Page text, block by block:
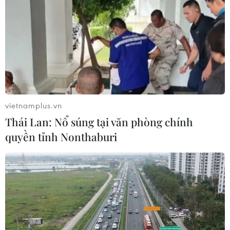
Xem thêm
CƠ QUAN CHỦ QUẢN: THÔNG TẤN XÃ VIỆT NAM
Tổng Biên tập: TRẦN TIẾN DUẨN
Phó Tổng Biên tập: NGUYỄN THỊ TÁM, KHÚC THANH
THỦY
Sở hữu trí tuệ
Quy định sử dụng
RSS
Hỗ trợ
Ngôn ngữ
TTXVN
vietnamplus.vn
Thái Lan: Nổ súng tại văn phòng chính
quyền tỉnh Nonthaburi